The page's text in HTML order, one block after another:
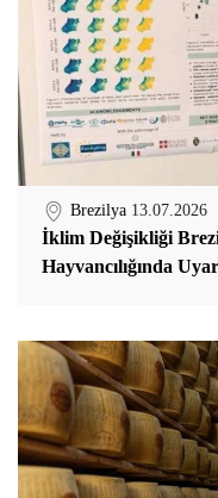
Brezilya 13.07.2026
İklim Değişikliği
Hayvancılığında